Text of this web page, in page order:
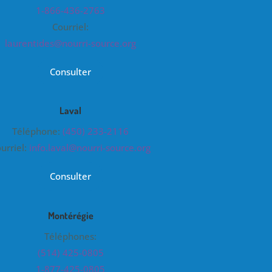
1-866-436-2763
Courriel:
laurentides@nourri-source.org
Consulter
Laval
Téléphone:(450) 233-2116
info.laval@nourri-source.org
Consulter
Montérégie
Téléphones:
(514) 425-0805
1-877-425-0805